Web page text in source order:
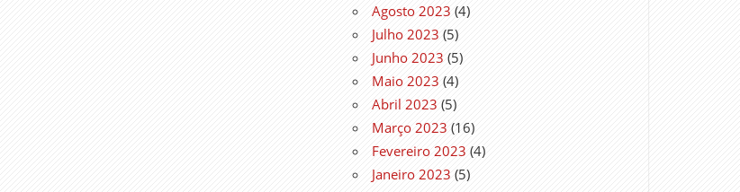
Agosto 2023 (4)
Julho 2023 (5)
Junho 2023 (5)
Maio 2023 (4)
Abril 2023 (5)
Março 2023 (16)
Fevereiro 2023 (4)
Janeiro 2023 (5)